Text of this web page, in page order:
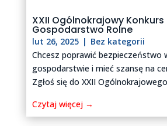
XXII Ogólnokrajowy
Gospodarstwo Rolne
lut 26, 2025 | Bez kategorii
Chcesz poprawić bezpieczeństwo
gospodarstwie i mieć szansę na
Zgłoś się do XXII
Czytaj więcej →